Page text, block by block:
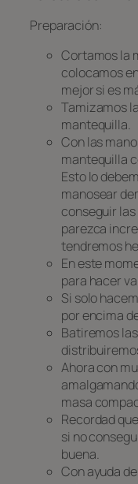
Preparación:
Cortamos la
colocamos
mejor si es
Tamizamos
mantequilla.
Con las
mantequilla
Esto lo
manosear
conseguir las
parezca
tendremos
En este
para hacer
Si solo
por encima
Batiremos
Ahora con
masa
Recordad
si no
buena.
Con ayuda